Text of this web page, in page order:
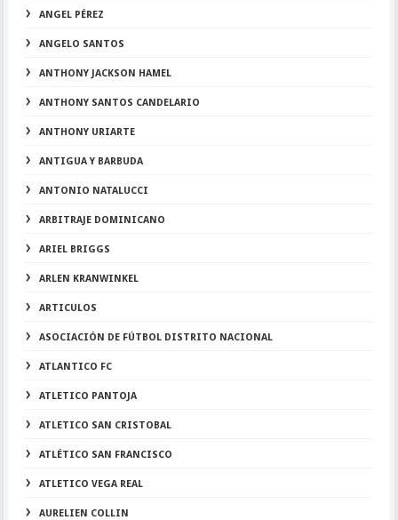
ANGEL PÉREZ
ANGELO SANTOS
ANTHONY JACKSON HAMEL
ANTHONY SANTOS CANDELARIO
ANTHONY URIARTE
ANTIGUA Y BARBUDA
ANTONIO NATALUCCI
ARBITRAJE DOMINICANO
ARIEL BRIGGS
ARLEN KRANWINKEL
ARTICULOS
ASOCIACIÓN DE FÚTBOL DISTRITO NACIONAL
ATLANTICO FC
ATLETICO PANTOJA
ATLETICO SAN CRISTOBAL
ATLÉTICO SAN FRANCISCO
ATLETICO VEGA REAL
AURELIEN COLLIN